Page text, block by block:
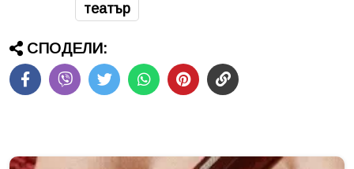
театър
СПОДЕЛИ: